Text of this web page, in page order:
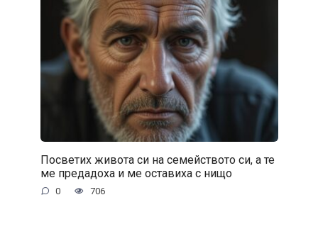
Посветих живота си на семейството си, а те
ме предадоха и ме оставиха с нищо
0 706